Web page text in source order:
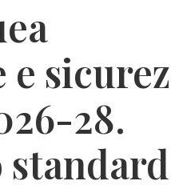
28.